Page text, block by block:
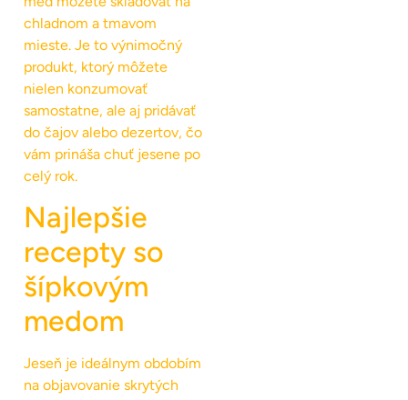
chladnom a tmavom
mieste. Je to výnimočný
produkt, ktorý môžete
nielen konzumovať
samostatne, ale aj pridávať
do čajov alebo dezertov, čo
vám prináša chuť jesene po
celý rok.
Najlepšie
recepty so
šípkovým
medom
Jeseň je ideálnym obdobím
na objavovanie skrytých